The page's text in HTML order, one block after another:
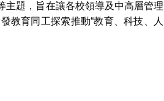
主題，旨在讓各校領導及中高層管理
教育同工探索推動“教育、科技、人